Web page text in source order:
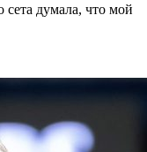
сета думала, что мой